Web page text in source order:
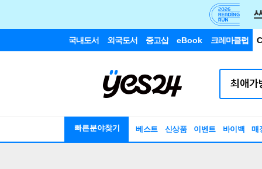
국내도서 외국도서 중고샵 eBook 크레마클럽
빠른분야찾기 베스트 신상품 이벤트 바이백 매